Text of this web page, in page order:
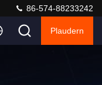
86-574-88233242
Plaudern